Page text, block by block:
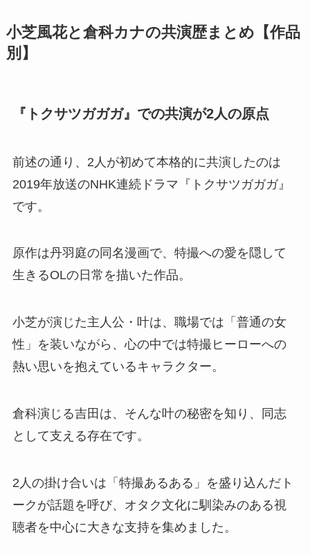
小芝風花と倉科カナの共演歴まとめ【作品
別】
『トクサツガガガ』での共演が2人の原点
前述の通り、2人が初めて本格的に共演したのは
2019年放送のNHK連続ドラマ『トクサツガガガ』
です。
原作は丹羽庭の同名漫画で、特撮への愛を隠して
生きるOLの日常を描いた作品。
小芝が演じた主人公・叶は、職場では「普通の女
性」を装いながら、心の中では特撮ヒーローへの
熱い思いを抱えているキャラクター。
倉科演じる吉田は、そんな叶の秘密を知り、同志
として支える存在です。
2人の掛け合いは「特撮あるある」を盛り込んだト
ークが話題を呼び、オタク文化に馴染みのある視
聴者を中心に大きな支持を集めました。